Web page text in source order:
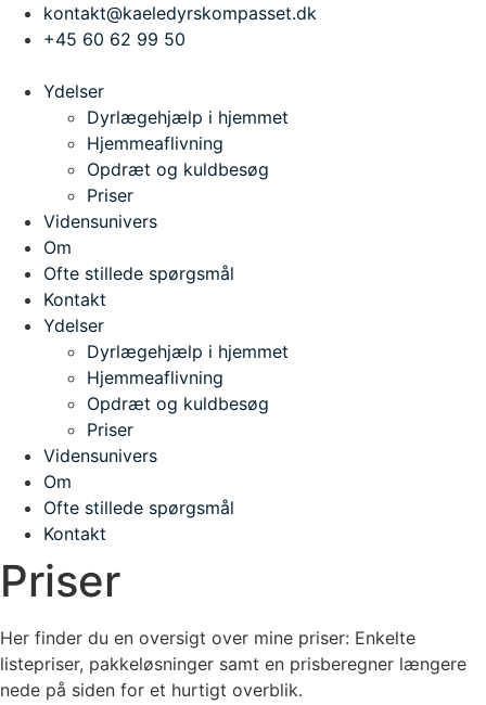
Viderekontakt@kaeledyrskompasset.dk
+45 60 62 99 50
Ydelser
Dyrlægehjælp i hjemmet
Hjemmeaflivning
Opdræt og kuldbesøg
Priser
Vidensunivers
Om
Ofte stillede spørgsmål
Kontakt
Ydelser
Dyrlægehjælp i hjemmet
Hjemmeaflivning
Opdræt og kuldbesøg
Priser
Vidensunivers
Om
Ofte stillede spørgsmål
Kontakt
Priser
Her finder du en oversigt over mine priser: Enkelte
listepriser, pakkeløsninger samt en prisberegner længere
nede på siden for et hurtigt overblik.